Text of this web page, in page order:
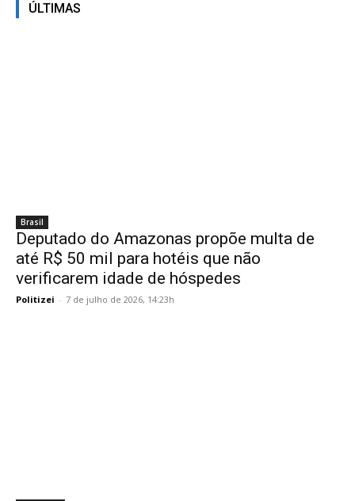
ÚLTIMAS
Brasil
Deputado do Amazonas propõe multa de
até R$ 50 mil para hotéis que não
verificarem idade de hóspedes
Politizei - 7 de julho de 2026, 14:23h